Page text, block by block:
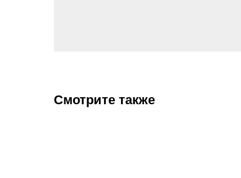
Смотрите также